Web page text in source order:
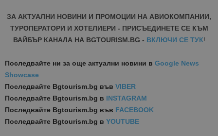
ЗА АКТУАЛНИ НОВИНИ И ПРОМОЦИИ НА АВИОКОМПАНИИ,
ТУРОПЕРАТОРИ И ХОТЕЛИЕРИ - ПРИСЪЕДИНЕТЕ СЕ КЪМ
ВАЙБЪР КАНАЛА НА BGTOURISM.BG - ВКЛЮЧИ СЕ ТУК!
Последвайте ни за още актуални новини в Google News
Showcase
Последвайте Bgtourism.bg във VIBER
Последвайте Bgtourism.bg в INSTAGRAM
Последвайте Bgtourism.bg във FACEBOOK
Последвайте Bgtourism.bg в YOUTUBE